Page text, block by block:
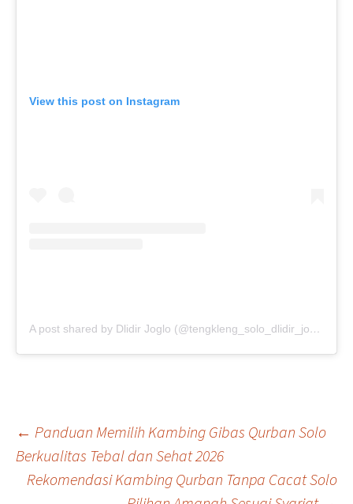
View this post on Instagram
A post shared by Dlidir Joglo (@tengkleng_solo_dlidir_joglo)
Navigasi
Tulisan
← Panduan Memilih Kambing Gibas Qurban Solo
Berkualitas Tebal dan Sehat 2026
Rekomendasi Kambing Qurban Tanpa Cacat Solo